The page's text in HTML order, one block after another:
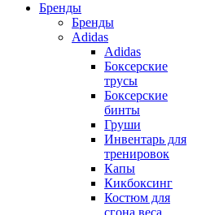
Бренды
Бренды
Adidas
Adidas
Боксерские
трусы
Боксерские
бинты
Груши
Инвентарь для
тренировок
Капы
Кикбоксинг
Костюм для
сгона веса